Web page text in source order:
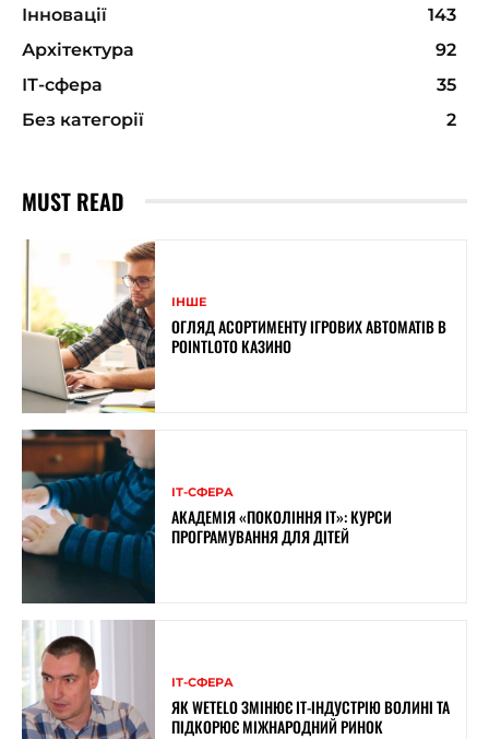
Інновації
143
Архітектура
92
ІТ-сфера
35
Без категорії
2
MUST READ
ІНШЕ
ОГЛЯД АСОРТИМЕНТУ ІГРОВИХ АВТОМАТІВ В
POINTLOTO КАЗИНО
ІТ-СФЕРА
АКАДЕМІЯ «ПОКОЛІННЯ ІТ»: КУРСИ
ПРОГРАМУВАННЯ ДЛЯ ДІТЕЙ
ІТ-СФЕРА
ЯК WETELO ЗМІНЮЄ IT-ІНДУСТРІЮ ВОЛИНІ ТА
ПІДКОРЮЄ МІЖНАРОДНИЙ РИНОК